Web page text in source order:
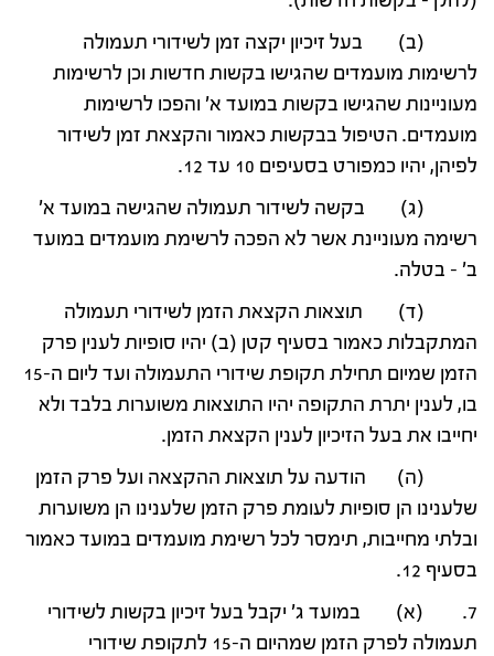
(ב) בעל זיכיון יקצה זמן לשידורי תעמולה
לרשימות מועמדים שהגישו בקשות חדשות וכן לרשימות
מעוניינות שהגישו בקשות במועד א' והפכו לרשימות
מועמדים. הטיפול בבקשות כאמור והקצאת זמן לשידור
לפיהן, יהיו כמפורט בסעיפים 10 עד 12.
(ג) בקשה לשידור תעמולה שהגישה במועד א'
רשימה מעוניינת אשר לא הפכה לרשימת מועמדים במועד
ב' – בטלה.
(ד) תוצאות הקצאת הזמן לשידורי תעמולה
המתקבלות כאמור בסעיף קטן (ב) יהיו סופיות לענין פרק
הזמן שמיום תחילת תקופת שידורי התעמולה ועד ליום ה-15
בו, לענין יתרת התקופה יהיו התוצאות משוערות בלבד ולא
יחייבו את בעל הזיכיון לענין הקצאת הזמן.
(ה) הודעה על תוצאות ההקצאה ועל פרק הזמן
שלענינו הן סופיות לעומת פרק הזמן שלענינו הן משוערות
ובלתי מחייבות, תימסר לכל רשימת מועמדים במועד כאמור
בסעיף 12.
7. (א) במועד ג' יקבל בעל זיכיון בקשות לשידורי
תעמולה לפרק הזמן שמהיום ה-15 לתקופת שידורי